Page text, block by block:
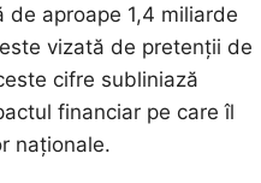
aproape 1,4 miliarde
vizată de pretenții de
cifre subliniază
financiar pe care îl
naționale.